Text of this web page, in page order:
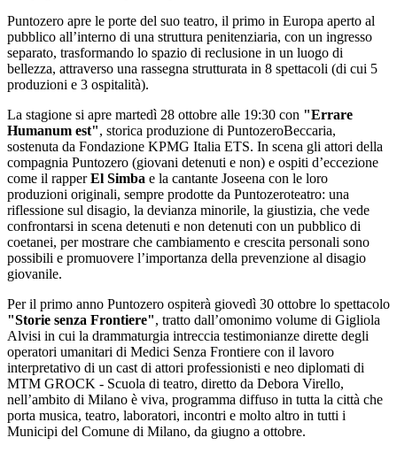
Puntozero apre le porte del suo teatro, il primo in Europa aperto al
pubblico all’interno di una struttura penitenziaria, con un ingresso
separato, trasformando lo spazio di reclusione in un luogo di
bellezza, attraverso una rassegna strutturata in 8 spettacoli (di cui 5
produzioni e 3 ospitalità).
La stagione si apre martedì 28 ottobre alle 19:30 con "Errare
Humanum est", storica produzione di PuntozeroBeccaria,
sostenuta da Fondazione KPMG Italia ETS. In scena gli attori della
compagnia Puntozero (giovani detenuti e non) e ospiti d’eccezione
come il rapperEl Simba e la cantante Joseena con le loro
produzioni originali, sempre prodotte da Puntozeroteatro: una
riflessione sul disagio, la devianza minorile, la giustizia, che vede
confrontarsi in scena detenuti e non detenuti con un pubblico di
coetanei, per mostrare che cambiamento e crescita personali sono
possibili e promuovere l’importanza della prevenzione al disagio
giovanile.
Per il primo anno Puntozero ospiterà giovedì 30 ottobre lo spettacolo
"Storie senza Frontiere", tratto dall’omonimo volume di Gigliola
Alvisi in cui la drammaturgia intreccia testimonianze dirette degli
operatori umanitari di Medici Senza Frontiere con il lavoro
interpretativo di un cast di attori professionisti e neo diplomati di
MTM GROCK - Scuola di teatro, diretto da Debora Virello,
nell’ambito di Milano è viva, programma diffuso in tutta la città che
porta musica, teatro, laboratori, incontri e molto altro in tutti i
Municipi del Comune di Milano, da giugno a ottobre.